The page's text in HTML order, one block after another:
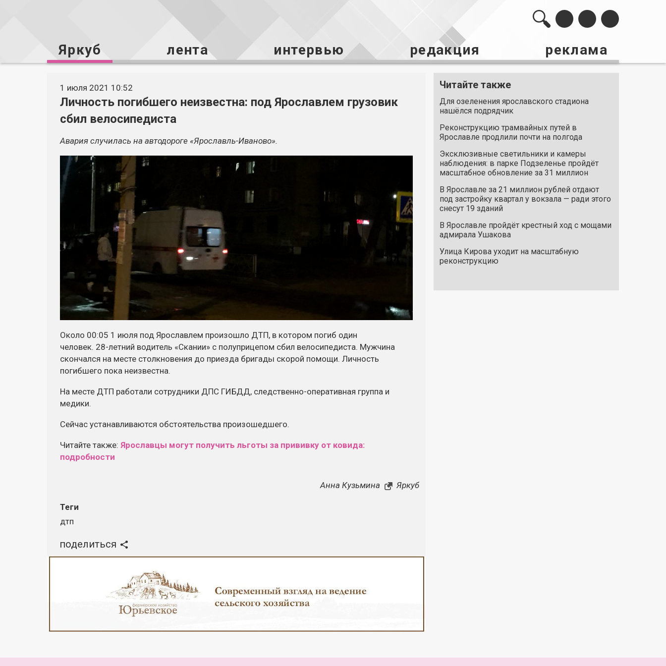
Яркуб лента интервью редакция реклама
1 июля 2021 10:52
Личность погибшего неизвестна: под Ярославлем грузовик
сбил велосипедиста
Авария случилась на автодороге «Ярославль-Иваново».
Около 00:05 1 июля под Ярославлем произошло ДТП, в котором погиб один
человек. 28-летний водитель «Скании» с полуприцепом сбил велосипедиста. Мужчина
скончался на месте столкновения до приезда бригады скорой помощи. Личность
погибшего пока неизвестна.
На месте ДТП работали сотрудники ДПС ГИБДД, следственно-оперативная группа и
медики.
Сейчас устанавливаются обстоятельства произошедшего.
Читайте также: Ярославцы могут получить льготы за прививку от ковида:
подробности
Анна Кузьмина Яркуб
Теги
дтп
поделиться
Читайте также
Для озеленения ярославского стадиона
нашёлся подрядчик
Реконструкцию трамвайных путей в
Ярославле продлили почти на полгода
Эксклюзивные светильники и камеры
наблюдения: в парке Подзеленье пройдёт
масштабное обновление за 31 миллион
В Ярославле за 21 миллион рублей отдают
под застройку квартал у вокзала — ради этого
снесут 19 зданий
В Ярославле пройдёт крестный ход с мощами
адмирала Ушакова
Улица Кирова уходит на масштабную
реконструкцию